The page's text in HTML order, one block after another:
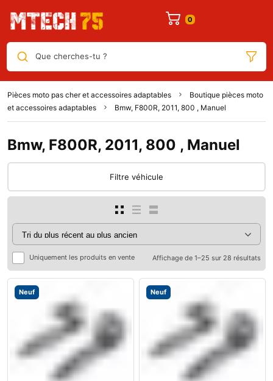
Que cherches-tu ?
Pièces moto pas cher et accessoires adaptables
Boutique pièces moto
et accessoires adaptables
Bmw, F800R, 2011, 800 , Manuel
Bmw, F800R, 2011, 800 , Manuel
Filtre véhicule
Uniquement les produits en vente Affichage de 1–25 sur 28 résultats
Neuf Neuf